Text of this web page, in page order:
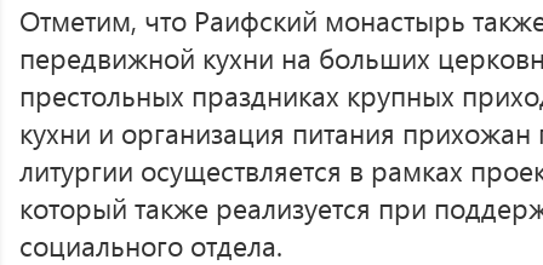
Отметим, что Раифский монастырь
передвижной кухни на больших
престольных праздниках крупных
кухни и организация питания
литургии осуществляется в рамках
который также реализуется при
социального отдела.